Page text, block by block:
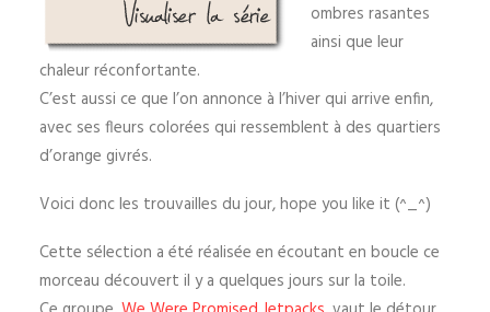
ombres rasantes
ainsi que leur
chaleur réconfortante.
C’est aussi ce que l’on annonce à l’hiver qui arrive enfin,
avec ses fleurs colorées qui ressemblent à des quartiers
d’orange givrés.
Voici donc les trouvailles du jour, hope you like it (^_^)
Cette sélection a été réalisée en écoutant en boucle ce
morceau découvert il y a quelques jours sur la toile.